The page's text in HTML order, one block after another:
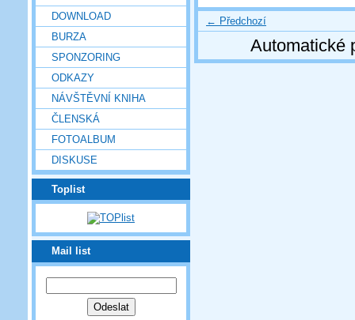
DOWNLOAD
BURZA
SPONZORING
ODKAZY
NÁVŠTĚVNÍ KNIHA
ČLENSKÁ
FOTOALBUM
DISKUSE
Toplist
Mail list
← Předchozí
Automatické